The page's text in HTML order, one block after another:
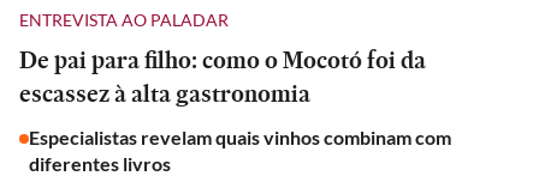
ENTREVISTA AO PALADAR
De pai para filho: como o Mocotó foi da
escassez à alta gastronomia
Especialistas revelam quais vinhos combinam com
diferentes livros